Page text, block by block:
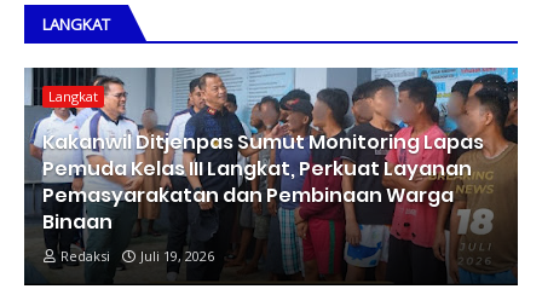
LANGKAT
Langkat
Kakanwil Ditjenpas Sumut Monitoring Lapas
Pemuda Kelas III Langkat, Perkuat Layanan
Pemasyarakatan dan Pembinaan Warga
Binaan
Redaksi Juli 19, 2026